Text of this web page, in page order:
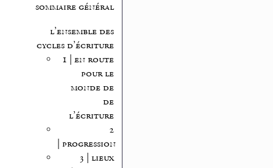
sommaire général
l’ensemble des
cycles d’écriture
1 | en route
pour le
monde de
de
l’écriture
2
| progression
3 | lieux